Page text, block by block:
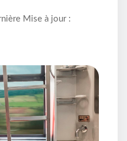
Mise à jour :